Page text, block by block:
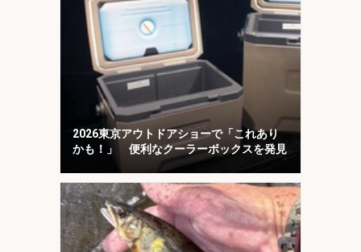
2026東京アウトドアショーで「これあり
かも！」 便利なクーラーボックスを発見